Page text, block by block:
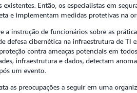
Então, os especialistas em
e implementam medidas protetivas na
a instrução de funcionários sobre as
defesa cibernética na infraestrutura de TI
contra ameaças potenciais em
infraestrutura e dados, detectam
um evento.
as preocupações a seguir em uma